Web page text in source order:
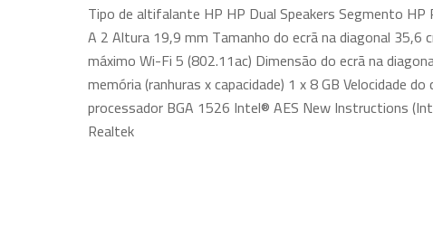
Tipo de altifalante HP HP Dual Speakers Segmento
A 2 Altura 19,9 mm Tamanho do ecrã na diagonal 35,6
máximo Wi-Fi 5 (802.11ac) Dimensão do ecrã na
memória (ranhuras x capacidade) 1 x 8 GB Velocidade
processador BGA 1526 Intel® AES New Instructions
Realtek